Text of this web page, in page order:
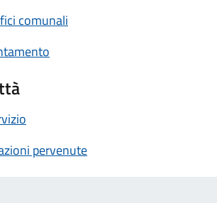
comunali
pervenute